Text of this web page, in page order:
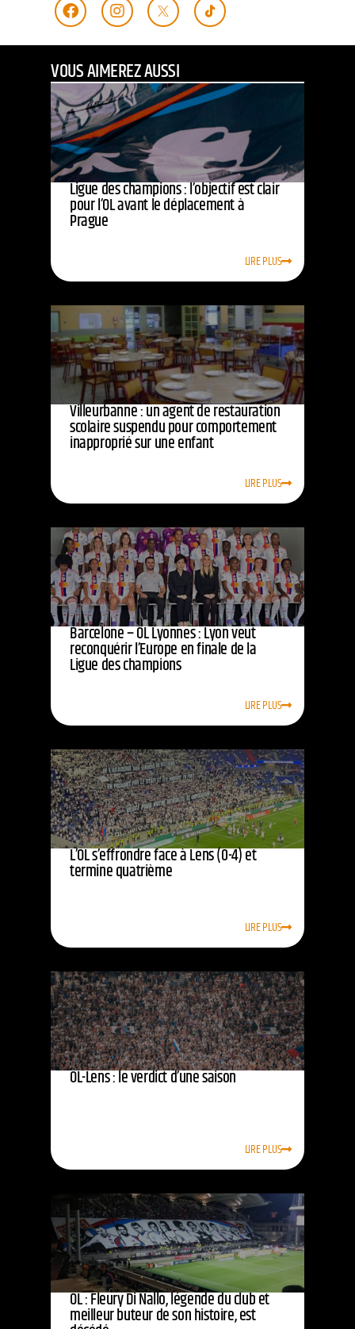
VOUS AIMEREZ AUSSI
Ligue des champions : l’objectif est clair
pour l’OL avant le déplacement à
Prague
LIRE PLUS
Villeurbanne : un agent de restauration
scolaire suspendu pour comportement
inapproprié sur une enfant
LIRE PLUS
Barcelone – OL Lyonnes : Lyon veut
reconquérir l’Europe en finale de la
Ligue des champions
LIRE PLUS
L’OL s’effrondre face à Lens (0-4) et
termine quatrième
LIRE PLUS
OL-Lens : le verdict d’une saison
LIRE PLUS
OL : Fleury Di Nallo, légende du club et
meilleur buteur de son histoire, est